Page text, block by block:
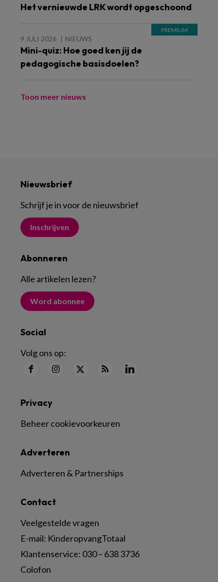
Het vernieuwde LRK wordt opgeschoond
9 JULI 2026 NIEUWS
Mini-quiz: Hoe goed ken jij de
pedagogische basisdoelen?
Toon meer nieuws
Nieuwsbrief
Schrijf je in voor de nieuwsbrief
Inschrijven
Abonneren
Alle artikelen lezen?
Word abonnee
Social
Volg ons op:
Contact
Veelgestelde vragen
E-mail: KinderopvangTotaal
Klantenservice: 030 – 638 3736
Colofon
Adverteren
Adverteren & Partnerships
Privacy
Beheer cookievoorkeuren